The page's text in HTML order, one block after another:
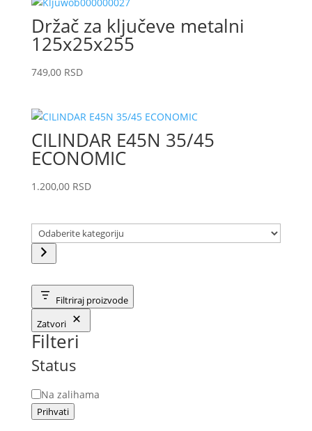
Držač za ključeve metalni
125x25x255
749,00 RSD
CILINDAR E45N 35/45
ECONOMIC
1.200,00 RSD
Odaberite
kategoriju
Filtriraj proizvode
Zatvori
Filteri
Status
Status
Na zalihama
Prihvati